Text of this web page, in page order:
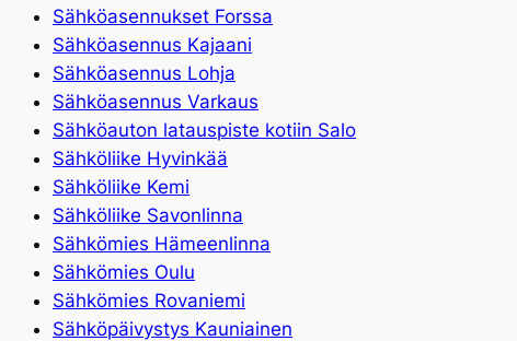
Sähköasennukset Forssa
Sähköasennus Kajaani
Sähköasennus Lohja
Sähköasennus Varkaus
Sähköauton latauspiste kotiin Salo
Sähköliike Hyvinkää
Sähköliike Kemi
Sähköliike Savonlinna
Sähkömies Hämeenlinna
Sähkömies Oulu
Sähkömies Rovaniemi
Sähköpäivystys Kauniainen